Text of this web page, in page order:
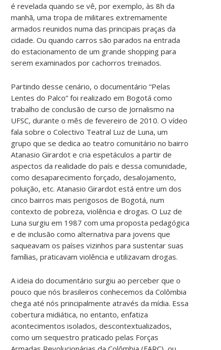
é revelada quando se vê, por exemplo, às 8h da
manhã, uma tropa de militares extremamente
armados reunidos numa das principais praças da
cidade. Ou quando carros são parados na entrada
do estacionamento de um grande shopping para
serem examinados por cachorros treinados.
Partindo desse cenário, o documentário “Pelas
Lentes do Palco” foi realizado em Bogotá como
trabalho de conclusão de curso de Jornalismo na
UFSC, durante o mês de fevereiro de 2010. O vídeo
fala sobre o Colectivo Teatral Luz de Luna, um
grupo que se dedica ao teatro comunitário no bairro
Atanasio Girardot e cria espetáculos a partir de
aspectos da realidade do país e dessa comunidade,
como desaparecimento forçado, desalojamento,
poluição, etc. Atanasio Girardot está entre um dos
cinco bairros mais perigosos de Bogotá, num
contexto de pobreza, violência e drogas. O Luz de
Luna surgiu em 1987 com uma proposta pedagógica
e de inclusão como alternativa para jovens que
saqueavam os países vizinhos para sustentar suas
famílias, praticavam violência e utilizavam drogas.
A ideia do documentário surgiu ao perceber que o
pouco que nós brasileiros conhecemos da Colômbia
chega até nós principalmente através da mídia. Essa
cobertura midiática, no entanto, enfatiza
acontecimentos isolados, descontextualizados,
como um sequestro praticado pelas Forças